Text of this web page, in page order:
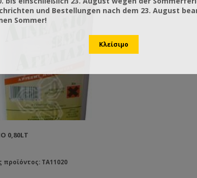
0,80LT
προϊόντος: TA11020
und Bestellungen nach dem 23. August
Sommer!